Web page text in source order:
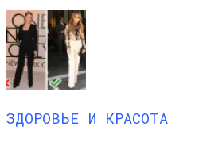
ЗДОРОВЬЕ И КРАСОТА